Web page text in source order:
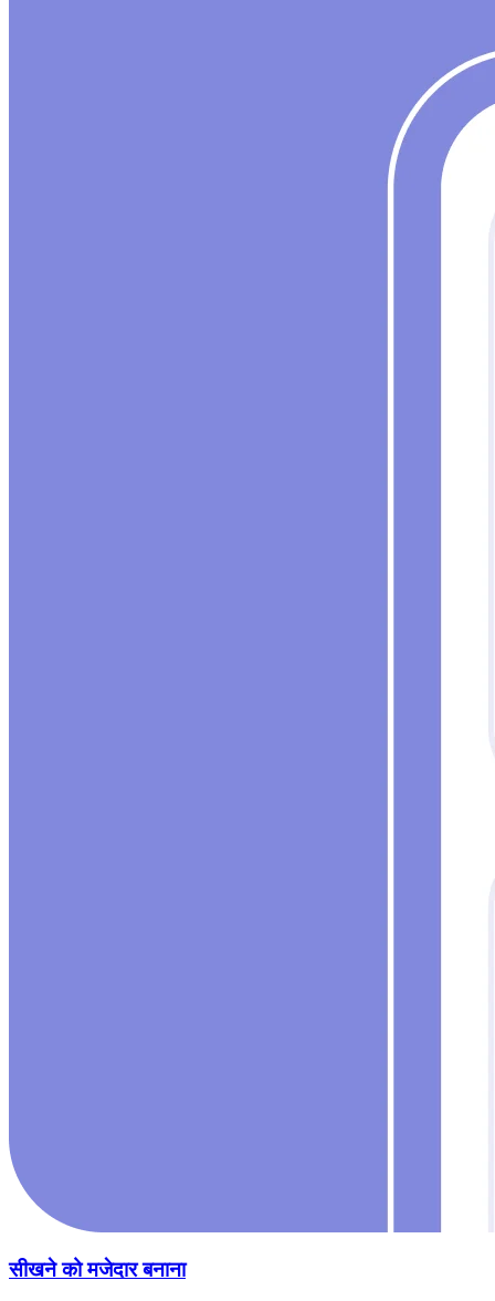
सीखने को मजेदार बनाना